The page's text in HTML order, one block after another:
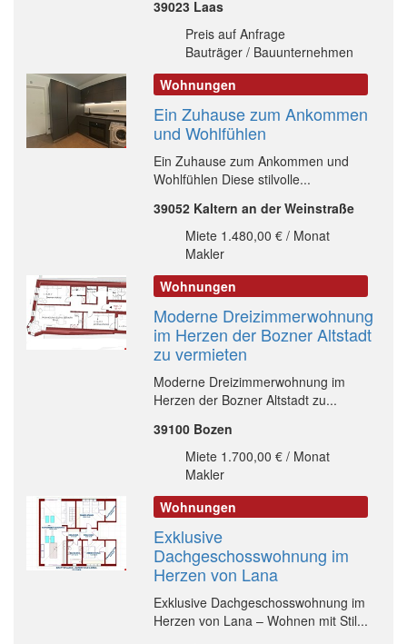
39023 Laas
Preis auf Anfrage
Bauträger / Bauunternehmen
Wohnungen
Ein Zuhause zum Ankommen
und Wohlfühlen
Ein Zuhause zum Ankommen und
Wohlfühlen Diese stilvolle...
39052 Kaltern an der Weinstraße
Miete 1.480,00 € / Monat
Makler
Wohnungen
Moderne Dreizimmerwohnung
im Herzen der Bozner Altstadt
zu vermieten
Moderne Dreizimmerwohnung im
Herzen der Bozner Altstadt zu...
39100 Bozen
Miete 1.700,00 € / Monat
Makler
Wohnungen
Exklusive
Dachgeschosswohnung im
Herzen von Lana
Exklusive Dachgeschosswohnung im
Herzen von Lana – Wohnen mit Stil...